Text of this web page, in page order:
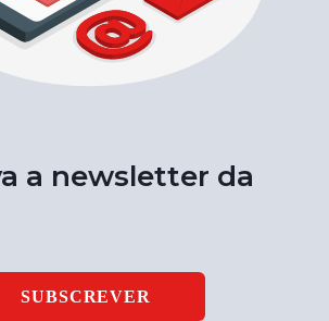
a newsletter da
SUBSCREVER